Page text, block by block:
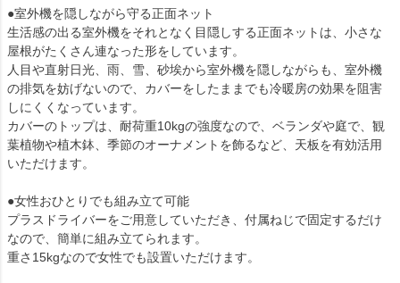
●室外機を隠しながら守る正面ネット
生活感の出る室外機をそれとなく目隠しする正面ネットは、小さな
屋根がたくさん連なった形をしています。
人目や直射日光、雨、雪、砂埃から室外機を隠しながらも、室外機
の排気を妨げないので、カバーをしたままでも冷暖房の効果を阻害
しにくくなっています。
カバーのトップは、耐荷重10kgの強度なので、ベランダや庭で、観
葉植物や植木鉢、季節のオーナメントを飾るなど、天板を有効活用
いただけます。
●女性おひとりでも組み立て可能
プラスドライバーをご用意していただき、付属ねじで固定するだけ
なので、簡単に組み立てられます。
重さ15kgなので女性でも設置いただけます。